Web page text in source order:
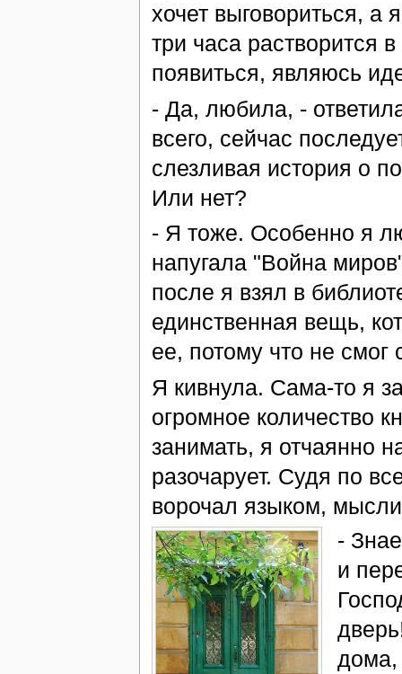
хочет выговориться, а
три часа растворится
появиться, являюсь
- Да, любила, -
всего, сейчас
слезливая история о
Или нет?
- Я тоже. Особенно я
напугала "Война
после я взял в
единственная вещь,
ее, потому что не
Я кивнула. Сама-то я
огромное количество
занимать, я отчаянно
разочарует. Судя по
ворочал языком,
-
и
дома,